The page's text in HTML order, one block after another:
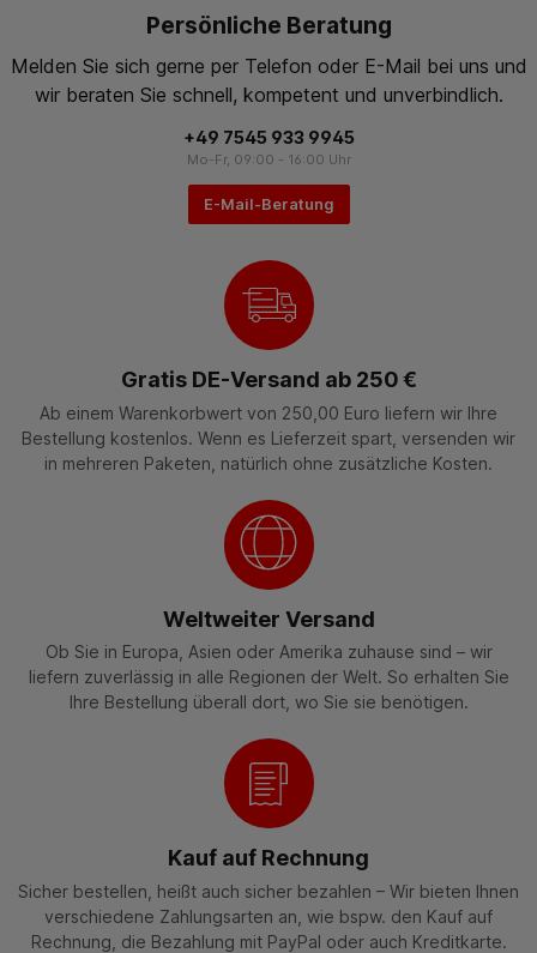
Persönliche Beratung
Melden Sie sich gerne per Telefon oder E-Mail bei uns und
wir beraten Sie schnell, kompetent und unverbindlich.
+49 7545 933 9945
Mo-Fr, 09:00 - 16:00 Uhr
E-Mail-Beratung
Gratis DE-Versand ab 250 €
Ab einem Warenkorbwert von 250,00 Euro liefern wir Ihre
Bestellung kostenlos. Wenn es Lieferzeit spart, versenden wir
in mehreren Paketen, natürlich ohne zusätzliche Kosten.
Weltweiter Versand
Ob Sie in Europa, Asien oder Amerika zuhause sind – wir
liefern zuverlässig in alle Regionen der Welt. So erhalten Sie
Ihre Bestellung überall dort, wo Sie sie benötigen.
Kauf auf Rechnung
Sicher bestellen, heißt auch sicher bezahlen – Wir bieten Ihnen
verschiedene Zahlungsarten an, wie bspw. den Kauf auf
Rechnung, die Bezahlung mit PayPal oder auch Kreditkarte.